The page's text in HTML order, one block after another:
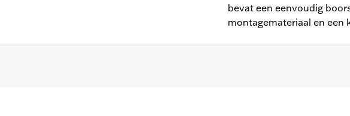
bevat een eenvoudig
montagemateriaal en een